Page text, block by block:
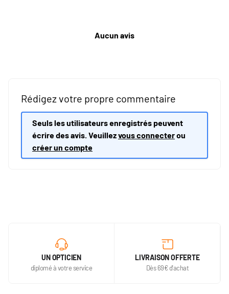
Aucun avis
Rédigez votre propre commentaire
Seuls les utilisateurs enregistrés peuvent
écrire des avis. Veuillezvous connecterou
créer un compte
UN OPTICIEN
diplomé à votre service
LIVRAISON OFFERTE
Dès 69€ d'achat